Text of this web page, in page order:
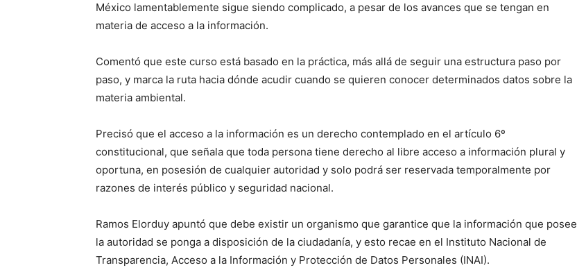
México lamentablemente sigue siendo complicado, a pesar de los avances que se tengan en
materia de acceso a la información.
Comentó que este curso está basado en la práctica, más allá de seguir una estructura paso por
paso, y marca la ruta hacia dónde acudir cuando se quieren conocer determinados datos sobre la
materia ambiental.
Precisó que el acceso a la información es un derecho contemplado en el artículo 6º
constitucional, que señala que toda persona tiene derecho al libre acceso a información plural y
oportuna, en posesión de cualquier autoridad y solo podrá ser reservada temporalmente por
razones de interés público y seguridad nacional.
Ramos Elorduy apuntó que debe existir un organismo que garantice que la información que posee
la autoridad se ponga a disposición de la ciudadanía, y esto recae en el Instituto Nacional de
Transparencia, Acceso a la Información y Protección de Datos Personales (INAI).